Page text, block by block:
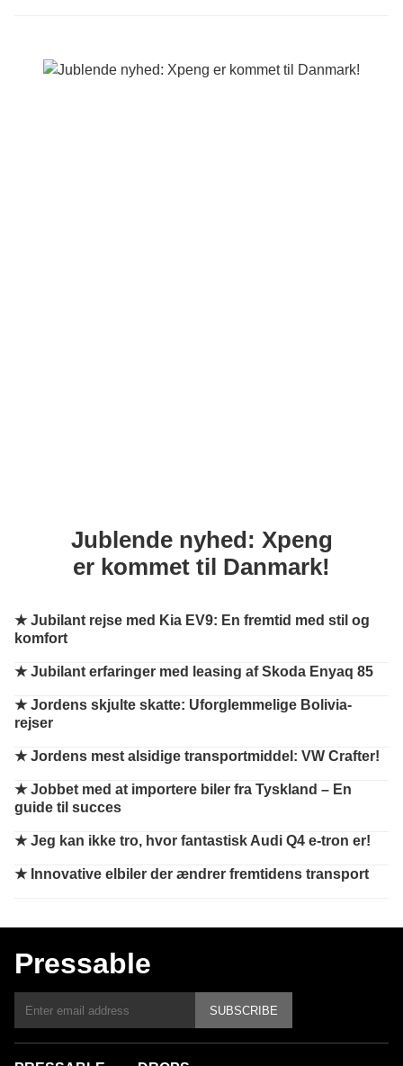
Jublende nyhed: Xpeng
er kommet til Danmark!
★Jubilant rejse med Kia EV9: En fremtid med stil og
komfort
★Jubilant erfaringer med leasing af Skoda Enyaq 85
★Jordens skjulte skatte: Uforglemmelige Bolivia-
rejser
★Jordens mest alsidige transportmiddel: VW Crafter!
★Jobbet med at importere biler fra Tyskland – En
guide til succes
★Jeg kan ikke tro, hvor fantastisk Audi Q4 e-tron er!
★ Innovative elbiler der ændrer fremtidens transport
Pressable
SUBSCRIBE